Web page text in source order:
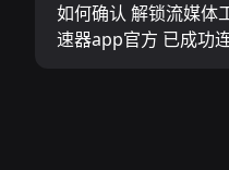
如何确认 解锁流媒体
速器app官方 已成功